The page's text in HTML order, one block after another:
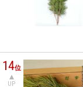
14位
UP